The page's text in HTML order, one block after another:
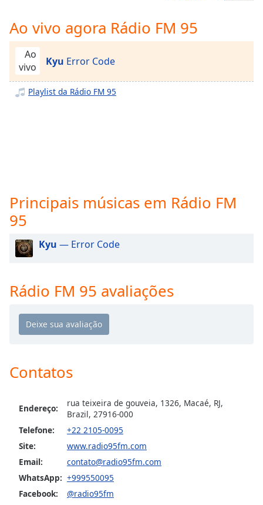
Playback
Rate
Chapters
Chapters
subtitles
settings
opens
subtitles
settings
subtitles
off,
Audio
in-
Picture
modal
window.
Ao vivo agora Rádio FM 95
Ao
vivo
Kyu Error Code
Playlist da Rádio FM 95
Principais músicas em Rádio FM
95
Kyu — Error Code
Rádio FM 95 avaliações
Contatos
Endereço:
rua teixeira de gouveia, 1326, Macaé, RJ,
Brazil, 27916-000
Telefone:
+22 2105-0095
Site:
www.radio95fm.com
Email:
contato@radio95fm.com
WhatsApp: +999550095
Facebook:
@radio95fm